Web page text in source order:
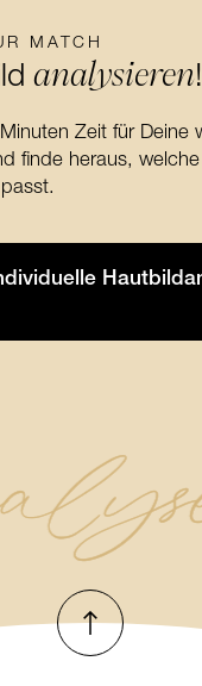
MATCH
analysieren!
Zeit für Deine
finde heraus,
Nach oben